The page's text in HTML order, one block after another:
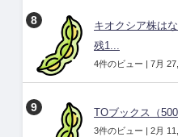
キオクシア株は
残1...
4件のビュー | 7月
TOブックス（
3件のビュー | 2月